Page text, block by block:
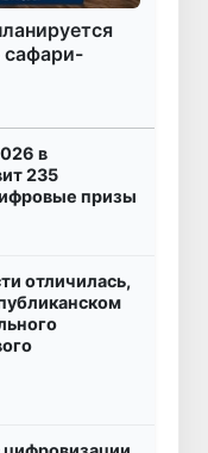
сафари-
в
235
призы
отличилась,